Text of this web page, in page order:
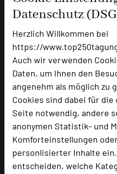
Datenschutz
Herzlich Willkommen bei
https://
Auch wir verwenden
Daten, um Ihnen den
angenehm als möglich zu
Cookies sind dabei für
Seite notwendig, andere
anonymen Statistik- und
Komforteinstellungen
personlisierter Inhalte
entscheiden, welche
Tagungsplaner
Tagungsteilnehmer
Hoteldaten
Max. Tagungskapazität
U-Form
Parlamentarisch